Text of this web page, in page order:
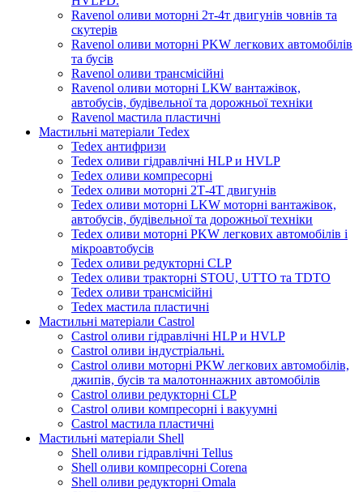
Ravenol оливи моторні 2т-4т двигунів човнів та
скутерів
Ravenol оливи моторні PKW легкових автомобілів
та бусів
Ravenol оливи трансмісійні
Ravenol оливи моторні LKW вантажівок,
автобусів, будівельної та дорожньої техніки
Ravenol мастила пластичні
Мастильні матеріали Tedex
Tedex антифризи
Tedex оливи гідравлічні HLP и HVLP
Tedex оливи компресорні
Tedex оливи моторні 2Т-4Т двигунів
Tedex оливи моторні LKW моторні вантажівок,
автобусів, будівельної та дорожньої техніки
Tedex оливи моторні PKW легкових автомобілів і
мікроавтобусів
Tedex оливи редукторні CLP
Tedex оливи тракторні STOU, UTTO та TDTO
Tedex оливи трансмісійні
Tedex мастила пластичні
Мастильні матеріали Castrol
Castrol оливи гідравлічні HLP и HVLP
Castrol оливи індустріальні.
Castrol оливи моторні PKW легкових автомобілів,
джипів, бусів та малотоннажних автомобілів
Castrol оливи редукторні CLP
Castrol оливи компресорні і вакуумні
Castrol мастила пластичні
Мастильні матеріали Shell
Shell оливи гідравлічні Tellus
Shell оливи компресорні Corena
Shell оливи редукторні Omala